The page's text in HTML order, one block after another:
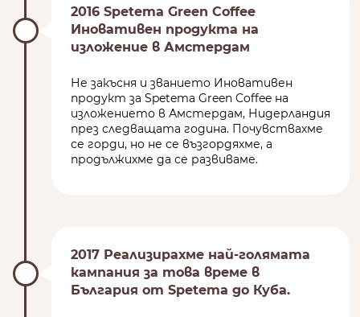
2016 Spetema Green Coffee
Иновативен продукта на
изложение в Амстердам
Не закъсня и званието Иновативен
продукт за Spetema Green Coffee на
изложението в Амстердам, Нидерландия
през следващата година. Почувствахме
се горди, но не се възгордяхме, а
продължихме да се развиваме.
2017 Реализирахме най-голямата
кампания за това време в
България от Spetema до Куба.